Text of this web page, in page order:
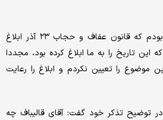
وی توضیح داد: بنده گفته بودم که قانون عفاف و حجاب ۲۳ آذر ابلاغ
تاریخ را به ما ابلاغ کرده بود، مجددا
موضوع را تعیین نکردم و ابلاغ را رعایت
در توضیح تذکر خود گفت: آقای قالیباف چه